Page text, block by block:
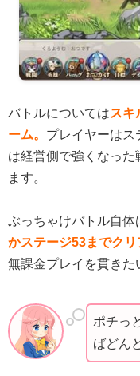
バトルについてはスキ
ーム。 プレイヤーはス
は経営側で強くなった
ます。
ぶっちゃけバトル自体
かステージ53までク
無課金プレイを貫きた
ポチっ
ばどん